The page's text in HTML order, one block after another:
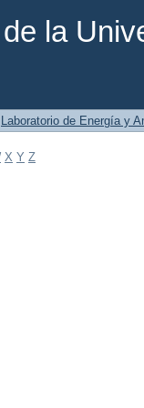
la
Laboratorio de Energía y
X Y Z